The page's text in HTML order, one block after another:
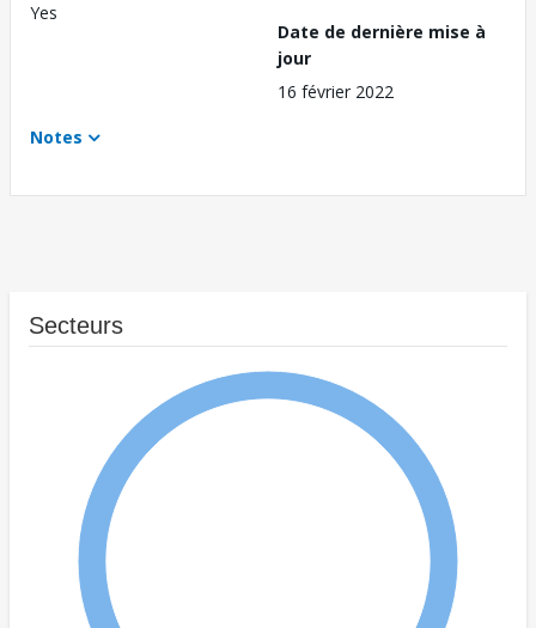
Yes
Date de dernière mise à
jour
16 février 2022
Notes
Secteurs